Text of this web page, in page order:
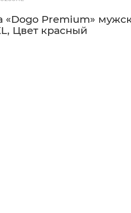
«Dogo Premium»
Цвет красный